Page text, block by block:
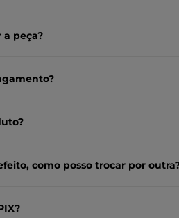
a peça?
como posso trocar por